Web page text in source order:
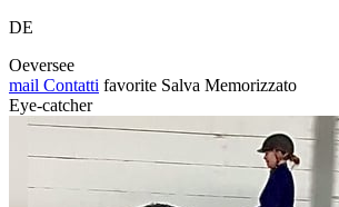
DE
Oeversee
mail Contatti favorite Salva Memorizzato
Eye-catcher